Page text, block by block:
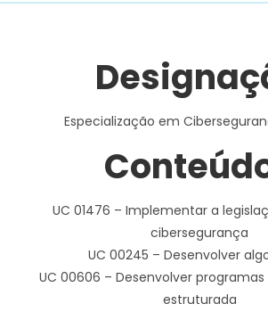
Especialização em
UC 01476 – Implementar a
cibersegurança
UC 00245 – Desenvolver
UC 00606 – Desenvolver
estruturada